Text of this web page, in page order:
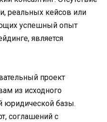
реальных кейсов или
успешный опыт
является
проект
из исходного
юридической базы.
соглашений с